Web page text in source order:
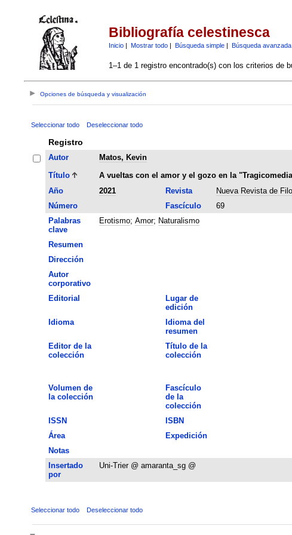
Bibliografía celestinesca
Inicio| Mostrar todo| Búsqueda simple| Búsqueda avanzada
1–1 de 1 registro encontrado(s) con los criterios de
Opciones de búsqueda y visualización
Seleccionar todo Deseleccionar todo
Registro
Autor
Matos, Kevin
Título
A vueltas con el amor y el gozo en la
Año
2021 Revista Nueva Revista de
Número
Fascículo 69
Palabras
clave
Erotismo; Amor; Naturalismo
Resumen
Dirección
Autor
corporativo
Editorial
Lugar de
edición
Idioma
Idioma del
resumen
Editor de la
colección
Título de la
colección
Volumen de
la colección
Fascículo
de la
colección
ISSN ISBN
Área
Expedición
Notas
Insertado
por
Uni-Trier @ amaranta_sg @
Seleccionar todo Deseleccionar todo